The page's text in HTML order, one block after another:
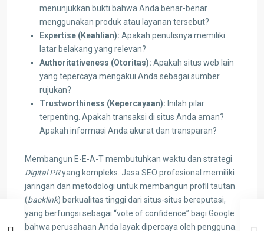
menunjukkan bukti bahwa Anda benar-benar
menggunakan produk atau layanan tersebut?
Expertise (Keahlian): Apakah penulisnya memiliki
latar belakang yang relevan?
Authoritativeness (Otoritas): Apakah situs web lain
yang tepercaya mengakui Anda sebagai sumber
rujukan?
Trustworthiness (Kepercayaan): Inilah pilar
terpenting. Apakah transaksi di situs Anda aman?
Apakah informasi Anda akurat dan transparan?
Membangun E-E-A-T membutuhkan waktu dan strategi
Digital PRyang kompleks. Jasa SEO profesional memiliki
jaringan dan metodologi untuk membangun profil tautan
(backlink) berkualitas tinggi dari situs-situs bereputasi,
yang berfungsi sebagai “vote of confidence” bagi Google
bahwa perusahaan Anda layak dipercaya oleh pengguna.